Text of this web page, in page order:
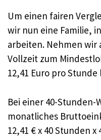
Um einen fairen
wir nun eine Familie,
arbeiten. Nehmen wir
Vollzeit zum
12,41 Euro pro Stunde
Bei einer 40-
monatliches
12,41 € x 40 Stunden x